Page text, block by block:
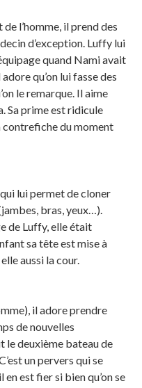
l’homme, il prend des
d’exception. Luffy lui
quand Nami avait
qu’on lui fasse des
le remarque. Il aime
Sa prime est ridicule
contrefiche du moment
lui permet de cloner
bras, yeux…).
de Luffy, elle était
sa tête est mise à
aussi la cour.
il adore prendre
de nouvelles
le deuxième bateau de
un pervers qui se
est fier si bien qu’on se